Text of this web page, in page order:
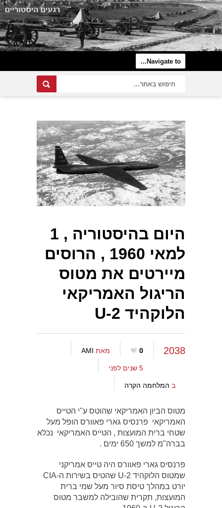
היום בהיסטוריה , 1
למאי 1960 , הרוסים
מיירטים את מטוס
הריגול האמריקאי
הלוקהיד U-2
2038
0 מאת AMI
5 שנים לפני
ב המלחמה הקרה
מטוס הביון האמריקאי שהוטס ע"י הטייס
האמריקאי פרנסיס גארי פאוורס הופל מעל
שטחי ברית המועצות , הטייס האמריקאי נכלא
בברה"מ למשך 650 ימים .
פרנסיס גארי פאוורס היה טייס אמריקני
שמטוס הלוקהיד U-2 שהטיס בשירות ה-CIA
יורט במהלך טיסת סיור מעל שמי ברית
המועצות, תקרית שהובילה למשבר מטוס